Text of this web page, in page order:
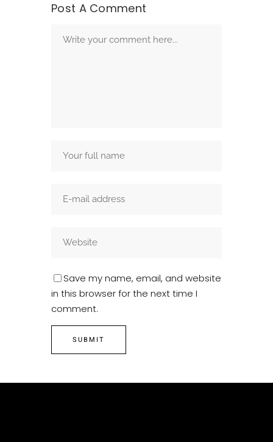
Post A Comment
Save my name, email, and website
in this browser for the next time I
comment.